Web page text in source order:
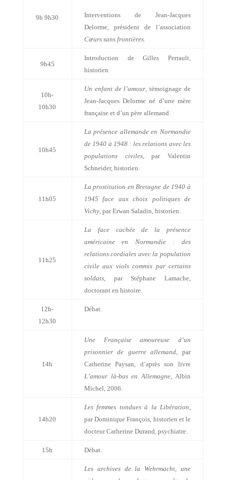
9h 9h30
Interventions de Jean-Jacques
Delorme, président de l’association
Cœurs sans frontières.
9h45
Introduction de Gilles Perrault,
historien.
10h-
10h30
Un enfant de l’amour, témoignage de
Jean-Jacques Delorme né d’une mère
française et d’un père allemand.
10h45
La présence allemande en Normandie
de 1940 à 1948 : les relations avec les
populations civiles, par Valentin
Schneider, historien.
11h05
La prostitution en Bretagne de 1940 à
1945 face aux choix politiques de
Vichy, par Erwan Saladin, historien.
11h25
La face cachée de la présence
américaine en Normandie : des
relations cordiales avec la population
civile aux viols commis par certains
soldats, par Stéphane Lamache,
doctorant en histoire.
12h-
12h30
Débat.
14h
Une Française amoureuse d’un
prisonnier de guerre allemand, par
Catherine Paysan, d’après son livre
L’amour là-bas en Allemagne, Albin
Michel, 2006.
14h20
Les femmes tondues à la Libération,
par Dominique François, historien et le
docteur Catherine Durand, psychiatre.
15h Débat.
Les archives dela Wehrmacht, une